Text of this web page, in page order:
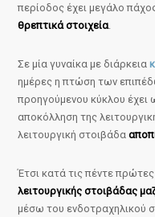
περίοδος έχει μεγάλο
θρεπτικά στοιχεία.
Σε μία γυναίκα με διάρκεια
ημέρες η πτώση των
προηγούμενου κύκλου
αποκόλληση της
λειτουργική στοιβάδα
Έτσι κατά τις πέντε
λειτουργικής στοιβάδας
μέσω του ενδοτραχηλικού